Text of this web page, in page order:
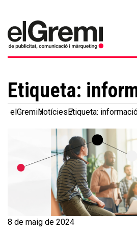
Inici
Gremi
>
Serveis
Etiqueta:
elGremiNotíciesEtiqueta:
8 de maig de 2024